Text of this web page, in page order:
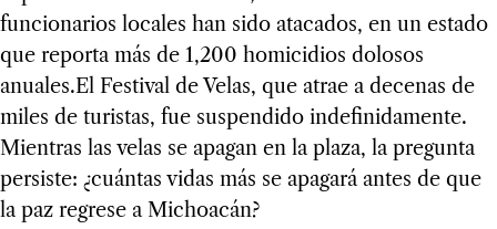
funcionarios locales han sido atacados, en un estado
que reporta más de 1,200 homicidios dolosos
anuales.El Festival de Velas, que atrae a decenas de
miles de turistas, fue suspendido indefinidamente.
Mientras las velas se apagan en la plaza, la pregunta
persiste: ¿cuántas vidas más se apagará antes de que
la paz regrese a Michoacán?